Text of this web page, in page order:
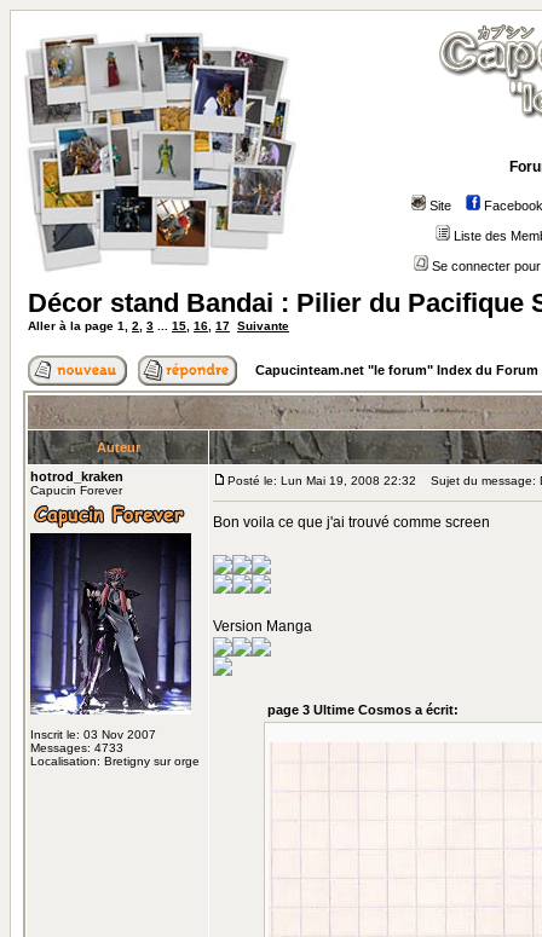
Site Facebook
Liste des
Se connecter
Décor stand Bandai : Pilier du Pacifique
Aller à la page 1 2 3 15 16 17 Suivante
Capucinteam.net "le forum" Index du Forum
Auteur
hotrod_kraken
Capucin Forever
Inscrit le: 03 Nov 2007
Messages: 4733
Localisation: Bretigny sur orge
Posté le: Lun Mai 19, 2008 22:32 Sujet du message:
Bon voila ce que j'ai trouvé comme screen
Version Manga
page 3 Ultime Cosmos a écrit: